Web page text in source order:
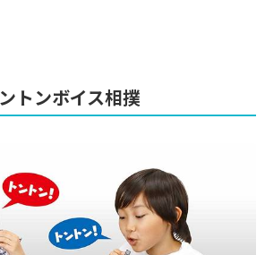
トンボイス相撲